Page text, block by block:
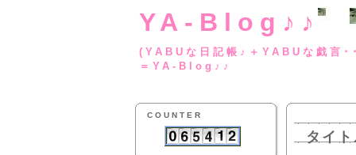
YA-Blog♪♪
(YABUな日記帳♪
＝YA-Blog♪♪
COUNTER
タイ